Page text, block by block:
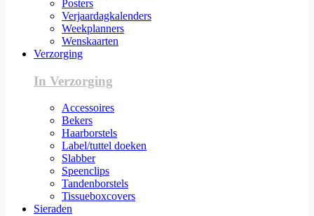
Posters
Verjaardagkalenders
Weekplanners
Wenskaarten
Verzorging
In Verzorging
Accessoires
Bekers
Haarborstels
Label/tuttel doeken
Slabber
Speenclips
Tandenborstels
Tissueboxcovers
Sieraden